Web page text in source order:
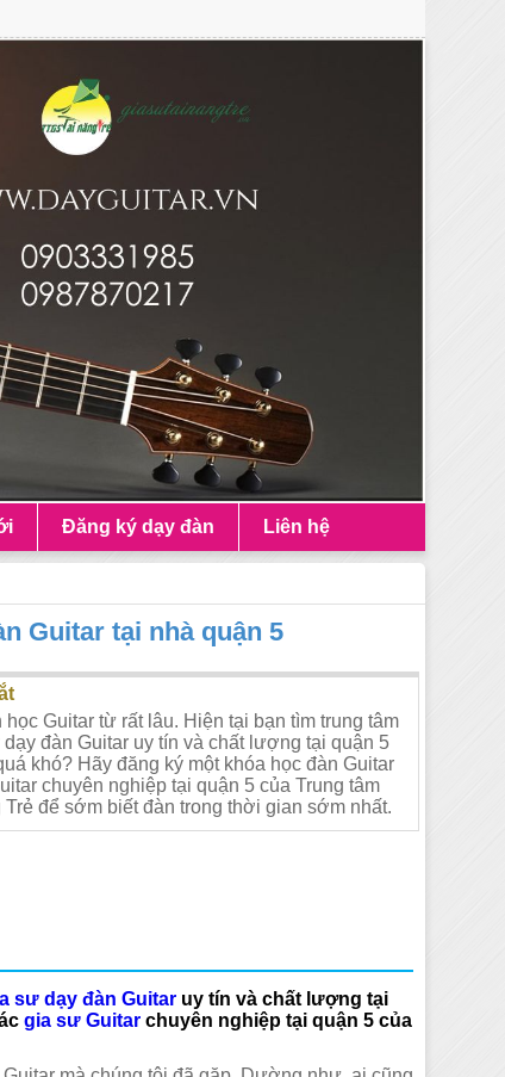
Đăng ký dạy đàn Liên hệ
Guitar tại nhà quận 5
học Guitar từ rất lâu. Hiện tại bạn tìm trung tâm
đàn Guitar uy tín và chất lượng tại quận 5
khó? Hãy đăng ký một khóa học đàn Guitar
chuyên nghiệp tại quận 5 của Trung tâm
để sớm biết đàn trong thời gian sớm nhất.
sư dạy đàn Guitaruy tín và chất lượng tại
gia sư Guitarchuyên nghiệp tại quận 5 của